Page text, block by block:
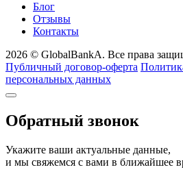
Блог
Отзывы
Контакты
2026 © GlobalBankA. Все права
Публичный договор-оферта
персональных данных
Обратный звонок
Укажите ваши актуальные данные,
и мы свяжемся с вами в ближайшее